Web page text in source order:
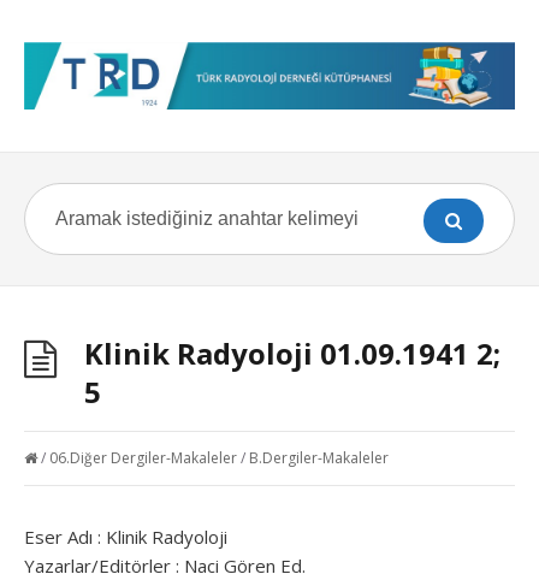
Klinik Radyoloji 01.09.1941 2;
5
/ 06.Diğer Dergiler-Makaleler/ B.Dergiler-Makaleler
Eser Adı : Klinik Radyoloji
Yazarlar/Editörler : Naci Gören Ed.